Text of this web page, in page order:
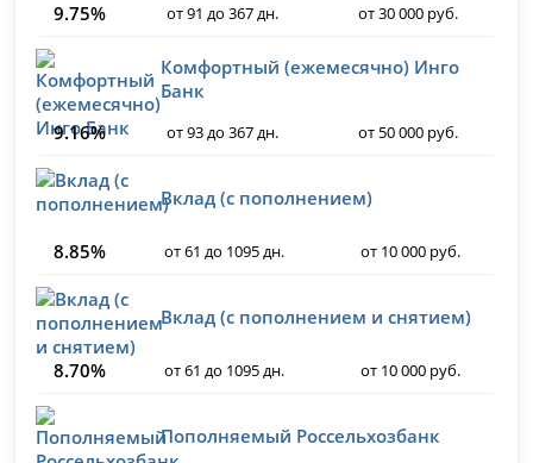
9.75% от 91 до 367 дн. от 30 000 руб.
Комфортный (ежемесячно) Инго
Банк
9.16%
от 93 до 367 дн. от 50 000 руб.
Вклад (с пополнением)
8.85% от 61 до 1095 дн. от 10 000 руб.
Вклад (с пополнением и снятием)
8.70% от 61 до 1095 дн. от 10 000 руб.
Пополняемый Россельхозбанк